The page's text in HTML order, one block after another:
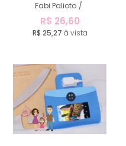
Fabi Palioto /
R$ 26,60
R$ 25,27 à vista